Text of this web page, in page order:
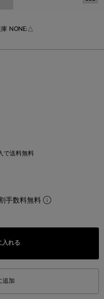
NONE:△
で送料無料
手数料無料
入れる
追加